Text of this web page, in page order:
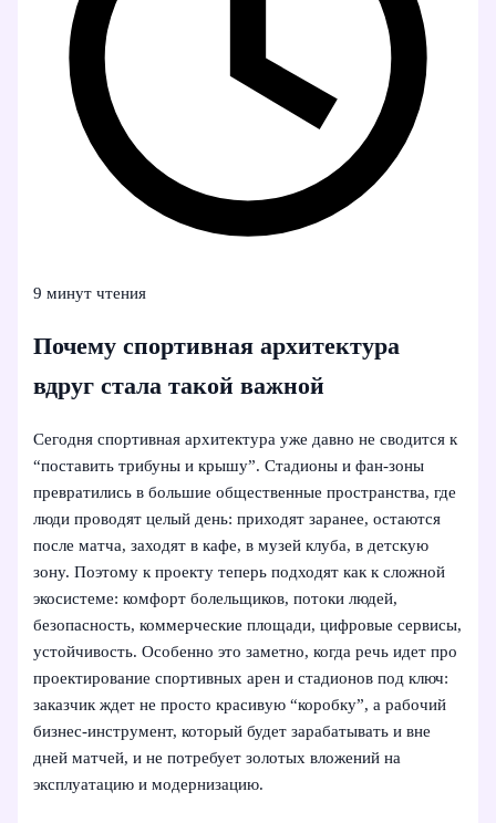
9 минут чтения
Почему спортивная архитектура
вдруг стала такой важной
Сегодня спортивная архитектура уже давно не сводится к
“поставить трибуны и крышу”. Стадионы и фан-зоны
превратились в большие общественные пространства, где
люди проводят целый день: приходят заранее, остаются
после матча, заходят в кафе, в музей клуба, в детскую
зону. Поэтому к проекту теперь подходят как к сложной
экосистеме: комфорт болельщиков, потоки людей,
безопасность, коммерческие площади, цифровые сервисы,
устойчивость. Особенно это заметно, когда речь идет про
проектирование спортивных арен и стадионов под ключ:
заказчик ждет не просто красивую “коробку”, а рабочий
бизнес-инструмент, который будет зарабатывать и вне
дней матчей, и не потребует золотых вложений на
эксплуатацию и модернизацию.